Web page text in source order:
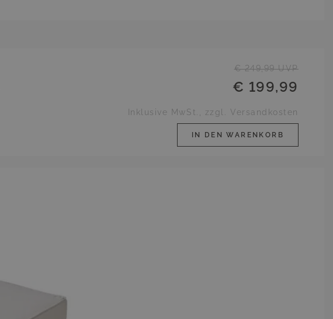
€ 249,99UVP
€ 199,99
Inklusive MwSt., zzgl. Versandkosten
IN DEN WARENKORB